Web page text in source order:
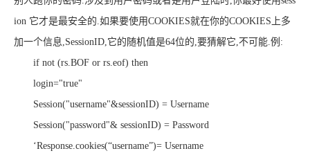
ion 它才是最安全的.如果要使用COOKIES就在你的COOKIES上多
加一个信息,SessionID,它的随机值是64位的,要猜解它,不可能.例:
if not (rs.BOF or rs.eof) then
login="true"
Session("username"&sessionID) = Username
Session("password"& sessionID) = Password
‘Response.cookies(“username”)= Username